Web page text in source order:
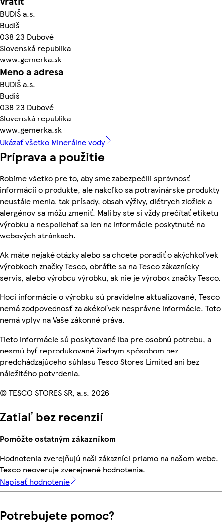
BUDIŠ a.s.
Budiš
038 23 Dubové
Slovenská republika
www.gemerka.sk
Meno a adresa
BUDIŠ a.s.
Budiš
038 23 Dubové
Slovenská republika
www.gemerka.sk
Ukázať všetko Minerálne vody
Príprava a použitie
Robíme všetko pre to, aby sme zabezpečili správnosť
informácií o produkte, ale nakoľko sa potravinárske produkty
neustále menia, tak prísady, obsah výživy, diétnych zložiek a
alergénov sa môžu zmeniť. Mali by ste si vždy prečítať etiketu
výrobku a nespoliehať sa len na informácie poskytnuté na
webových stránkach.
Ak máte nejaké otázky alebo sa chcete poradiť o akýchkoľvek
výrobkoch značky Tesco, obráťte sa na Tesco zákaznícky
servis, alebo výrobcu výrobku, ak nie je výrobok značky Tesco.
Hoci informácie o výrobku sú pravidelne aktualizované, Tesco
nemá zodpovednosť za akékoľvek nesprávne informácie. Toto
nemá vplyv na Vaše zákonné práva.
Tieto informácie sú poskytované iba pre osobnú potrebu, a
nesmú byť reprodukované žiadnym spôsobom bez
predchádzajúceho súhlasu Tesco Stores Limited ani bez
náležitého potvrdenia.
© TESCO STORES SR, a.s. 2026
Zatiaľ bez recenzií
Pomôžte ostatným zákazníkom
Hodnotenia zverejňujú naši zákazníci priamo na našom webe.
Tesco neoveruje zverejnené hodnotenia.
Napísať hodnotenie
Potrebujete pomoc?